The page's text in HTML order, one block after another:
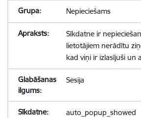
Nepieciešams
Sīkdatne ir
lietotājiem nerādītu
kad viņi ir izlasījuši un
Sesija
auto_popup_showed